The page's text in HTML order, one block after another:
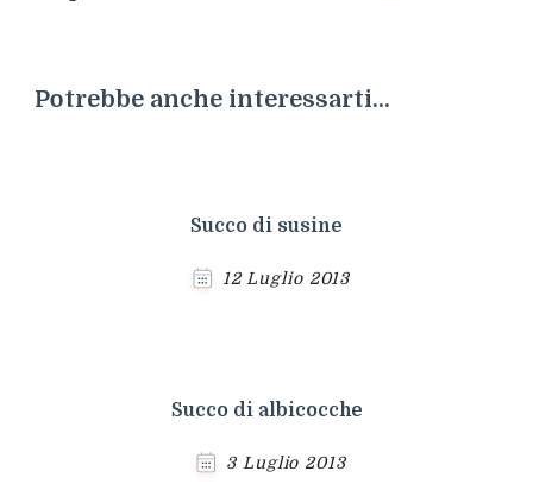
Potrebbe anche interessarti...
Succo di susine
12 Luglio 2013
Succo di albicocche
3 Luglio 2013